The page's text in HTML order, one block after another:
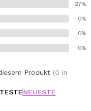
27%
0%
0%
0%
Produkt (0 in
NEUESTE